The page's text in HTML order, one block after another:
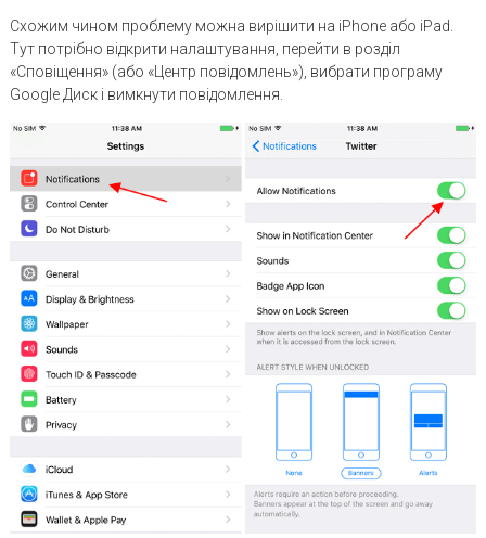
Схожим чином проблему можна вирішити на iPhone або iPad.
Тут потрібно відкрити налаштування, перейти в розділ
«Сповіщення» (або «Центр повідомлень»), вибрати програму
Google Диск і вимкнути повідомлення.